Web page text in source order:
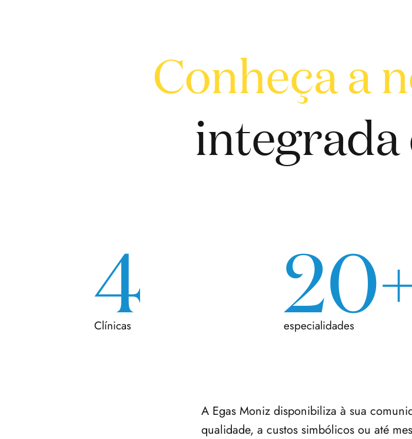
Conheça a
integrada
4
Clínicas especialidades
A Egas Moniz disponibiliza à sua
qualidade, a custos simbólicos ou até